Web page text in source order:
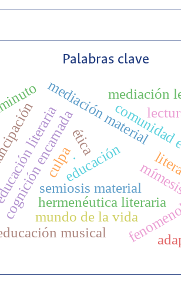
Palabras clave
cognición encarnadahermenéutica literaria
mediación material
semiosis material
.
literaria
mediación
mundo de la vida
educación
musical
ética
culpa